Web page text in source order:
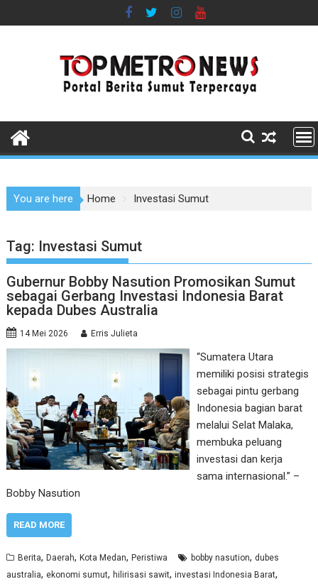
to
You are here Home Investasi Sumut
Tag: Investasi Sumut
Gubernur Bobby Nasution Promosikan Sumut
sebagai Gerbang Investasi Indonesia Barat
kepada Dubes Australia
14 Mei 2026 Erris Julieta
“Sumatera Utara
memiliki posisi strategis
sebagai pintu gerbang
Indonesia bagian barat
melalui Selat Malaka,
membuka peluang
investasi dan kerja
sama internasional.” –
Bobby Nasution
READ MORE
Berita,Daerah,Kota Medan,Peristiwa bobby nasution, dubes
australia, ekonomi sumut,hilirisasi sawit,investasi Indonesia Barat,